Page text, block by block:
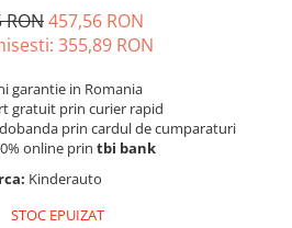
RON457,56 RON
355,89 RON
garantie in Romania
gratuit prin curier rapid
prin cardul de cumparaturi
online prin tbi bank
Kinderauto
STOC EPUIZAT